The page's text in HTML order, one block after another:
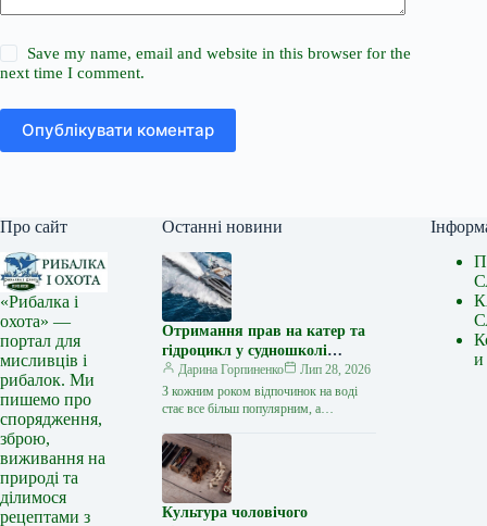
Save my name, email and website in this browser for the
next time I comment.
Опублікувати коментар
Про сайт
«Рибалка і
охота» —
портал для
мисливців і
рибалок. Ми
пишемо про
спорядження,
зброю,
виживання на
природі та
ділимося
рецептами з
Останні новини
Отримання прав на катер та
гідроцикл у судношколі
«Либідь-А»: від теорії до
іспиту
Дарина Горпиненко
Лип 28, 2026
З кожним роком відпочинок на воді
стає все більш популярним, а
чи гідроциклом відкриває нові
горизонти…
Культура чоловічого
и